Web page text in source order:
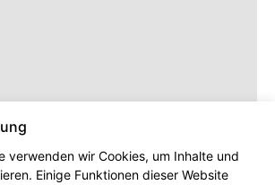
verwenden wir Cookies, um Inhalte und
Einige Funktionen dieser Website